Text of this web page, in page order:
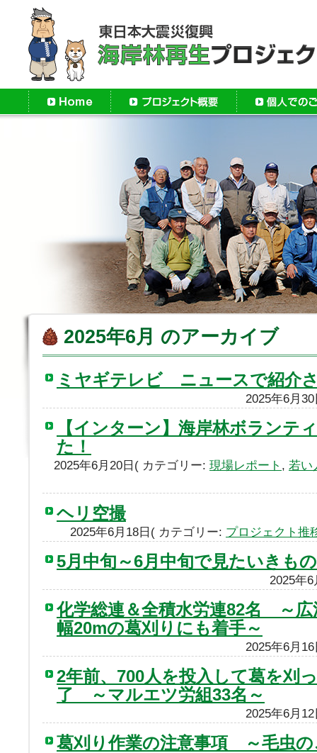
2025年6月 のアーカイブ
ミヤギテレビ ニュースで紹介
2025年6月
【インターン】海岸林ボランテ
た！
2025年6月20日( カテゴリー: 現場レポート , 若い
ヘリ空撮
2025年6月18日( カテゴリー: プロジェクト
5月中旬～6月中旬で見たいきもの
2025年
化学総連＆全積水労連82名 ～広
幅20mの葛刈りにも着手～
2025年6月
2年前、700人を投入して葛を刈
了 ～マルエツ労組33名～
2025年6月
葛刈り作業の注意事項 ～毛虫